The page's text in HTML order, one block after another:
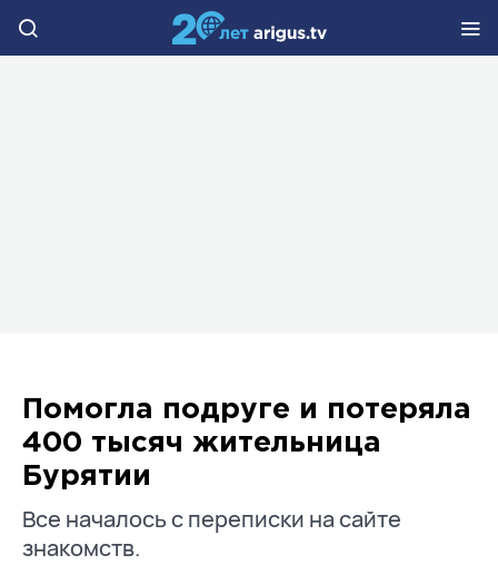
Помогла подруге и потеряла
400 тысяч жительница
Бурятии
Все началось с переписки на сайте
знакомств.